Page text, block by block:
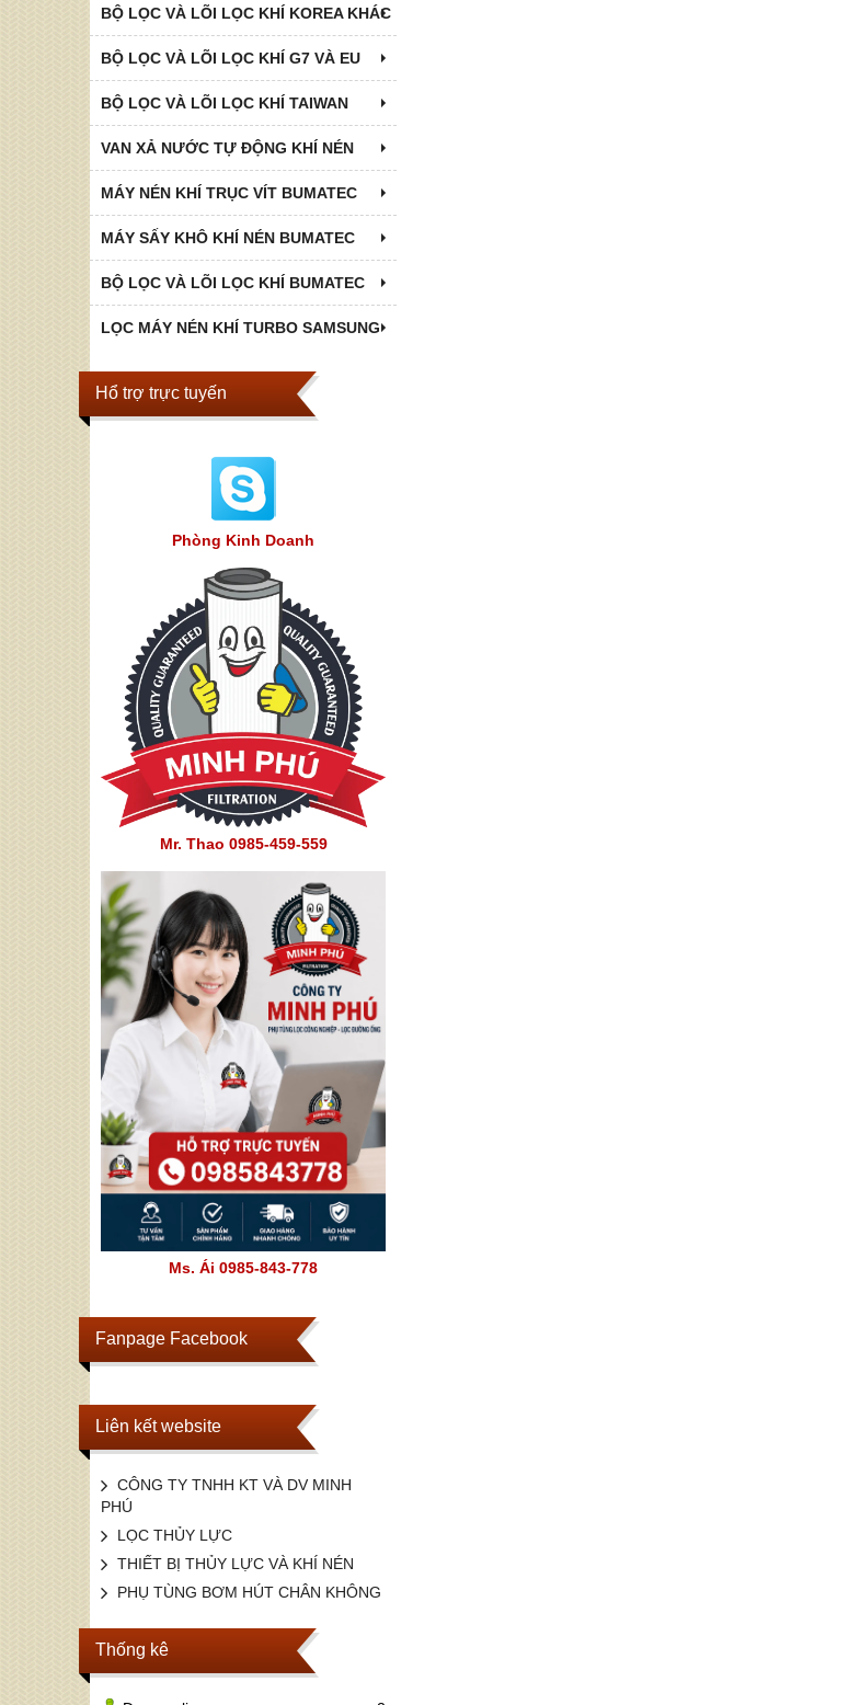
BỘ LỌC VÀ LÕI LỌC KHÍ KOREA KHÁC
BỘ LỌC VÀ LÕI LỌC KHÍ G7 VÀ EU
BỘ LỌC VÀ LÕI LỌC KHÍ TAIWAN
VAN XẢ NƯỚC TỰ ĐỘNG KHÍ NÉN
MÁY NÉN KHÍ TRỤC VÍT BUMATEC
MÁY SẤY KHÔ KHÍ NÉN BUMATEC
BỘ LỌC VÀ LÕI LỌC KHÍ BUMATEC
LỌC MÁY NÉN KHÍ TURBO SAMSUNG
Hổ trợ trực tuyến
Phòng Kinh Doanh
Mr. Thao 0985-459-559
Ms. Ái 0985-843-778
Fanpage Facebook
Liên kết website
CÔNG TY TNHH KT VÀ DV MINH
PHÚ
LỌC THỦY LỰC
THIẾT BỊ THỦY LỰC VÀ KHÍ NÉN
PHỤ TÙNG BƠM HÚT CHÂN KHÔNG
Thống kê